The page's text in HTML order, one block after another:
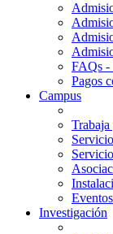
FAQs -
Pagos
Campus
Eventos
Investigación